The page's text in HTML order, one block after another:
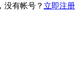
没有帐号？ 立即注册